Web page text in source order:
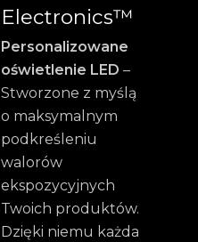
Electronics™
Personalizowane
oświetlenie LED –
Stworzone z myślą
o maksymalnym
podkreśleniu
walorów
ekspozycyjnych
Twoich produktów.
Dzięki niemu każda